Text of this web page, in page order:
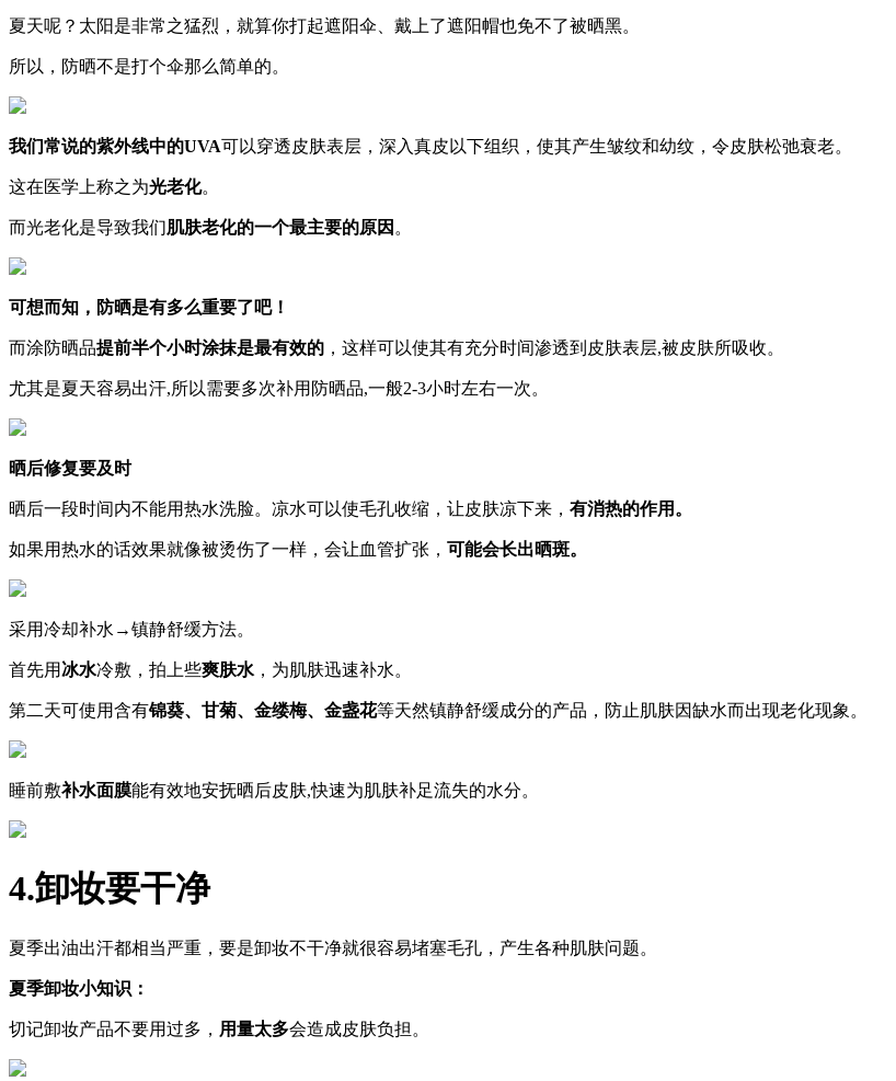
夏天呢？太阳是非常之猛烈，就算你打起遮阳伞、戴上了遮阳帽也免不了被晒黑。
所以，防晒不是打个伞那么简单的。
我们常说的紫外线中的UVA可以穿透皮肤表层，深入真皮以下组织，使其产生皱纹和幼纹，令皮肤松弛衰老。
这在医学上称之为光老化。
而光老化是导致我们肌肤老化的一个最主要的原因 。
可想而知，防晒是有多么重要了吧！
而涂防晒品提前半个小时涂抹是最有效的 ，这样可以使其有充分时间渗透到皮肤表层,被皮肤所吸收。
尤其是夏天容易出汗,所以需要多次补用防晒品,一般2-3小时左右一次。
晒后修复要及时
晒后一段时间内不能用热水洗脸。凉水可以使毛孔收缩，让皮肤凉下来， 有消热的作用。
如果用热水的话效果就像被烫伤了一样，会让血管扩张， 可能会长出晒斑。
采用冷却补水→镇静舒缓方法。
首先用 冰水冷敷，拍上些爽肤水 ，为肌肤迅速补水。
第二天可使用含有锦葵、甘菊、金缕梅、金盏花等天然镇静舒缓成分的产品，防止肌肤因缺水而出现老化现象。
睡前敷补水面膜能有效地安抚晒后皮肤,快速为肌肤补足流失的水分。
4.卸妆要干净
夏季出油出汗都相当严重，要是卸妆不干净就很容易堵塞毛孔，产生各种肌肤问题。
夏季卸妆小知识 ：
切记卸妆产品不要用过多， 用量太多会造成皮肤负担。